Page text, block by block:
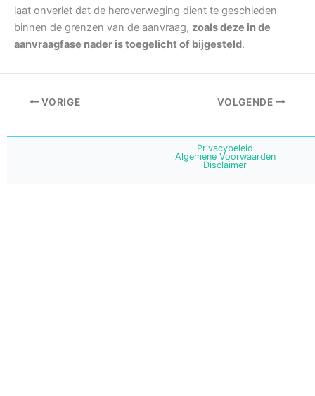
laat onverlet dat de heroverweging dient te geschieden
binnen de grenzen van de aanvraag, zoals deze in de
aanvraagfase nader is toegelicht of bijgesteld.
VORIGE VOLGENDE
Privacybeleid
Algemene Voorwaarden
Disclaimer